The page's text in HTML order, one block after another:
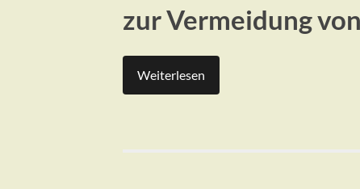
zur Vermeidung
Weiterlesen